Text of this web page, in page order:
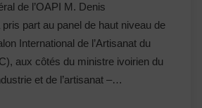
de l’OAPI M. Denis
part au panel de haut niveau de
International de l’Artisanat du
aux côtés du ministre ivoirien du
et de l’artisanat –…